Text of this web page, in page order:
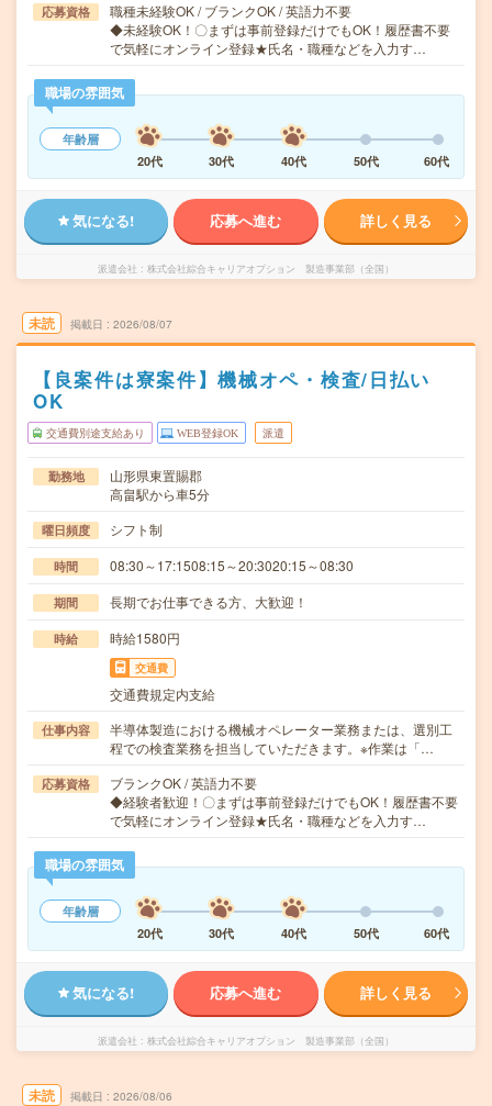
応募資格
職種未経験OK / ブランクOK / 英語力不要
◆未経験OK！〇まずは事前登録だけでもOK！履歴書不要
で気軽にオンライン登録★氏名・職種などを入力す…
職場の雰囲気
年齢層
20代
30代 40代 50代 60代
気になる! 応募へ進む 詳しく見る
派遣会社 株式会社綜合キャリアオプション 製造事業部（全国）
未読 掲載日 2026/08/07
【良案件は寮案件】機械オペ・検査/日払い
OK
交通費別途支給あり WEB登録OK 派遣
勤務地
山形県東置賜郡
高畠駅から車5分
曜日頻度 シフト制
時間 08:30～17:1508:15～20:3020:15～08:30
期間 長期でお仕事できる方、大歓迎！
時給 時給1580円
交通費
交通費規定内支給
仕事内容
半導体製造における機械オペレーター業務または、選別工
程での検査業務を担当していただきます。※作業は「…
応募資格
ブランクOK / 英語力不要
◆経験者歓迎！〇まずは事前登録だけでもOK！履歴書不要
で気軽にオンライン登録★氏名・職種などを入力す…
職場の雰囲気
年齢層
20代
30代 40代 50代 60代
気になる! 応募へ進む 詳しく見る
派遣会社 株式会社綜合キャリアオプション 製造事業部（全国）
未読 掲載日 2026/08/06